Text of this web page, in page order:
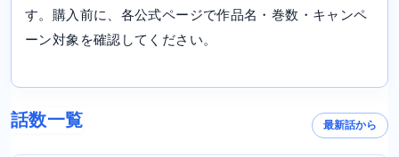
す。購入前に、各公式ページで作品名・巻数・キャンペ
ーン対象を確認してください。
話数一覧 最新話から